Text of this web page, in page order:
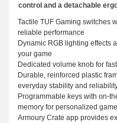
control and a detachable
Tactile TUF Gaming switches
reliable performance
Dynamic RGB lighting effects
your game
Dedicated volume knob for
Durable, reinforced plastic
everyday stability and
Programmable keys with on-
memory for personalized
Armoury Crate app provides